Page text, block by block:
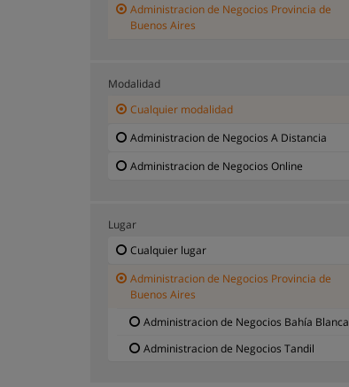
Administracion de Negocios Provincia de
Buenos Aires
Modalidad
Cualquier modalidad
Administracion de Negocios A Distancia
Administracion de Negocios Online
Lugar
Cualquier lugar
Administracion de Negocios Provincia de
Buenos Aires
Administracion de Negocios Bahía Blanca
Administracion de Negocios Tandil